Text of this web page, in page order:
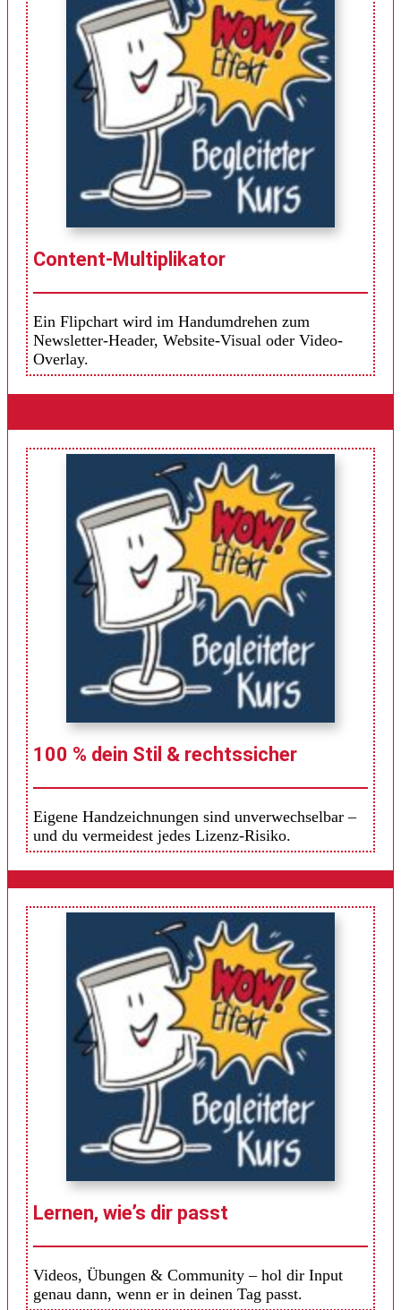
Content-Multiplikator
Ein Flipchart wird im Handumdrehen zum
Newsletter-Header, Website-Visual oder Video-
Overlay.
100 % dein Stil & rechtssicher
Eigene Handzeichnungen sind unverwechselbar –
und du vermeidest jedes Lizenz-Risiko.
Lernen, wie’s dir passt
Videos, Übungen & Community – hol dir Input
genau dann, wenn er in deinen Tag passt.